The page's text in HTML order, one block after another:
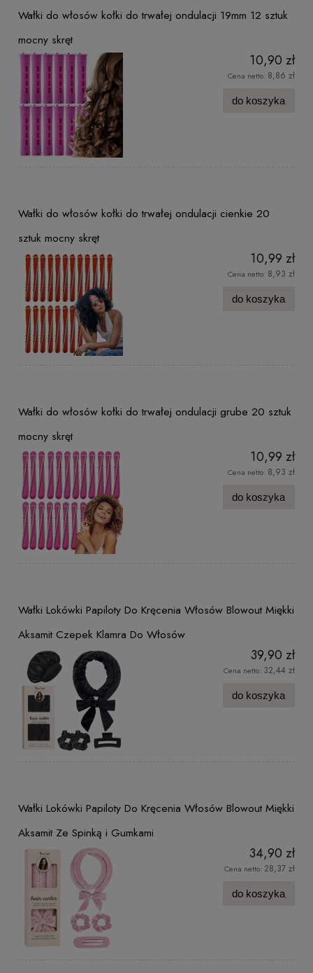
Wałki do włosów kołki do trwałej ondulacji 19mm 12 sztuk
mocny skręt
10,90 zł
Cena netto: 8,86 zł
do koszyka
Wałki do włosów kołki do trwałej ondulacji cienkie 20
sztuk mocny skręt
10,99 zł
Cena netto: 8,93 zł
do koszyka
Wałki do włosów kołki do trwałej ondulacji grube 20 sztuk
mocny skręt
10,99 zł
Cena netto: 8,93 zł
do koszyka
Wałki Lokówki Papiloty Do Kręcenia Włosów Blowout Miękki
Aksamit Czepek Klamra Do Włosów
39,90 zł
Cena netto: 32,44 zł
do koszyka
Wałki Lokówki Papiloty Do Kręcenia Włosów Blowout Miękki
Aksamit Ze Spinką i Gumkami
34,90 zł
Cena netto: 28,37 zł
do koszyka